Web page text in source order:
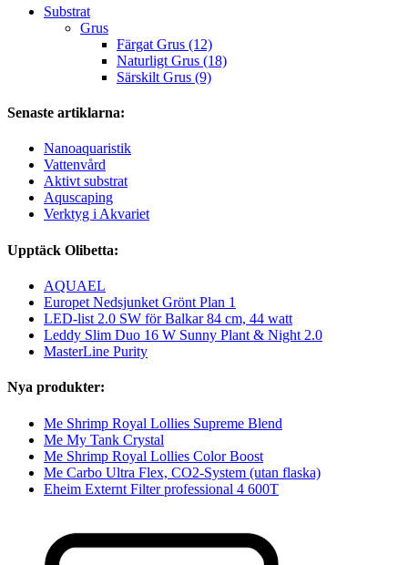
Substrat
Grus
Färgat Grus (12)
Naturligt Grus (18)
Särskilt Grus (9)
Senaste artiklarna:
Nanoaquaristik
Vattenvård
Aktivt substrat
Aquscaping
Verktyg i Akvariet
Upptäck Olibetta:
AQUAEL
Europet Nedsjunket Grönt Plan 1
LED-list 2.0 SW för Balkar 84 cm, 44 watt
Leddy Slim Duo 16 W Sunny Plant & Night 2.0
MasterLine Purity
Nya produkter:
Me Shrimp Royal Lollies Supreme Blend
Me My Tank Crystal
Me Shrimp Royal Lollies Color Boost
Me Carbo Ultra Flex, CO2-System (utan flaska)
Eheim Externt Filter professional 4 600T